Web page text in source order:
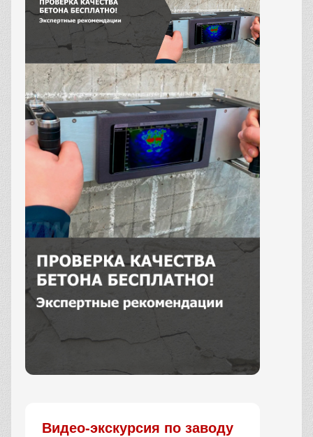
Видео-экскурсия по заводу